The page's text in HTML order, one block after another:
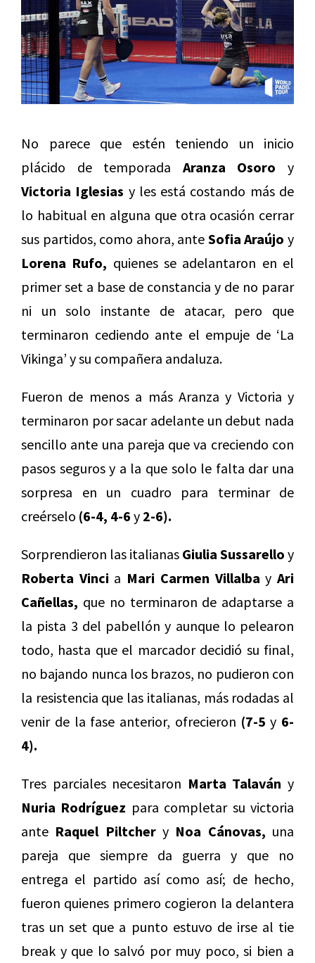
No parece que estén teniendo un inicio
plácido de temporada Aranza Osoro y
Victoria Iglesias y les está costando más de
lo habitual en alguna que otra ocasión cerrar
sus partidos, como ahora, ante Sofia Araújo y
Lorena Rufo, quienes se adelantaron en el
primer set a base de constancia y de no parar
ni un solo instante de atacar, pero que
terminaron cediendo ante el empuje de ‘La
Vikinga’ y su compañera andaluza.
Fueron de menos a más Aranza y Victoria y
terminaron por sacar adelante un debut nada
sencillo ante una pareja que va creciendo con
pasos seguros y a la que solo le falta dar una
sorpresa en un cuadro para terminar de
creérselo (6-4, 4-6 y 2-6).
Sorprendieron las italianas Giulia Sussarello y
Roberta Vinci a Mari Carmen Villalba yAri
Cañellas, que no terminaron de adaptarse a
la pista 3 del pabellón y aunque lo pelearon
todo, hasta que el marcador decidió su final,
no bajando nunca los brazos, no pudieron con
la resistencia que las italianas, más rodadas al
venir de la fase anterior, ofrecieron (7-5 y 6-
4).
Tres parciales necesitaron Marta Talaván y
Nuria Rodríguez para completar su victoria
ante Raquel Piltchery Noa Cánovas, una
pareja que siempre da guerra y que no
entrega el partido así como así; de hecho,
fueron quienes primero cogieron la delantera
tras un set que a punto estuvo de irse al tie
break y que lo salvó por muy poco, si bien a